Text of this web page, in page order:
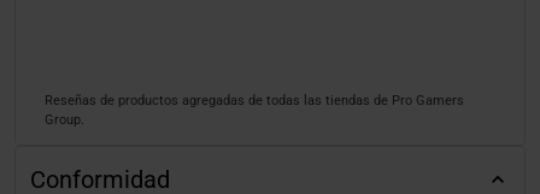
Reseñas de productos agregadas de todas las tiendas de Pro Gamers
Group.
Conformidad